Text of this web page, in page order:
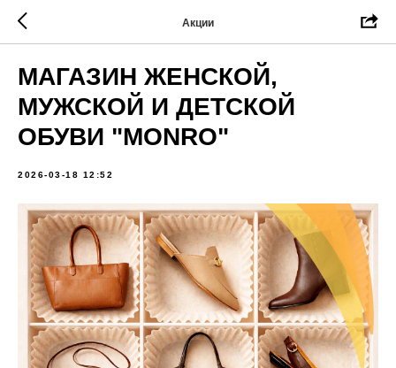
Акции
МАГАЗИН ЖЕНСКОЙ,
МУЖСКОЙ И ДЕТСКОЙ
ОБУВИ "MONRO"
2026-03-18 12:52